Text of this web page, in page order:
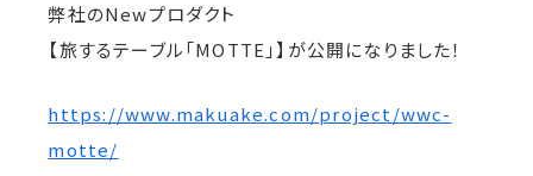
弊社のNewプロダクト
【旅するテーブル「MOTTE」】が公開になりました！
https://www.makuake.com/project/wwc-
motte/